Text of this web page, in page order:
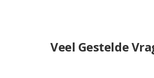
Veel Gestelde